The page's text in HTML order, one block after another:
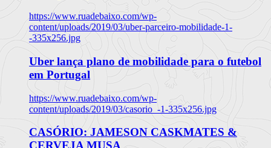
https://www.ruadebaixo.com/wp-
content/uploads/2019/03/uber-parceiro-mobilidade-1-
-335x256.jpg
Uber lança plano de mobilidade para o futebol
em Portugal
https://www.ruadebaixo.com/wp-
content/uploads/2019/03/casorio_-1-335x256.jpg
CASÓRIO: JAMESON CASKMATES &